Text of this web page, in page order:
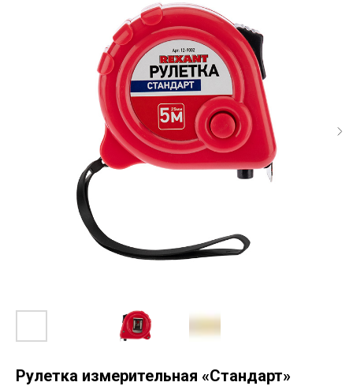
Рулетка измерительная «Стандарт»